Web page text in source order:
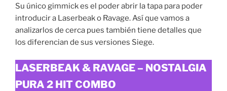
Su único gimmick es el poder abrir la tapa para poder
introducir a Laserbeak o Ravage. Así que vamos a
analizarlos de cerca pues también tiene detalles que
los diferencian de sus versiones Siege.
LASERBEAK & RAVAGE – NOSTALGIA
PURA 2 HIT COMBO